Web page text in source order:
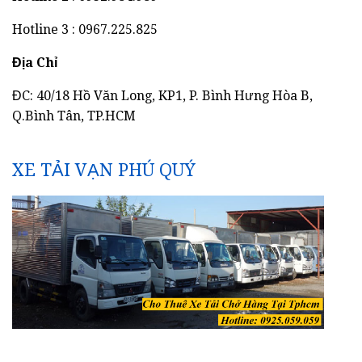
Hotline 3 : 0967.225.825
Địa Chỉ
ĐC: 40/18 Hồ Văn Long, KP1, P. Bình Hưng Hòa B,
Q.Bình Tân, TP.HCM
XE TẢI VẠN PHÚ QUÝ